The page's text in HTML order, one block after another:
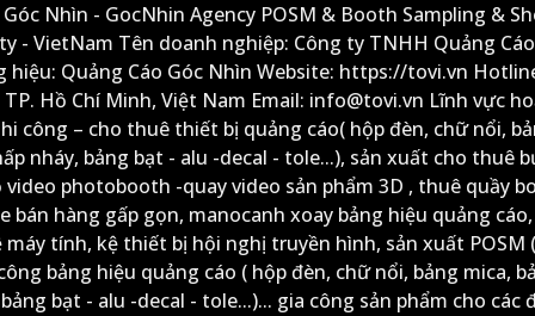
Nhìn - GocNhin Agency POSM & Booth Sampling &
- VietNam Tên doanh nghiệp: Công ty TNHH Quảng
Quảng Cáo Góc Nhìn Website: https://tovi.vn
Hồ Chí Minh, Việt Nam Email: info@tovi.vn Lĩnh vực
công – cho thuê thiết bị quảng cáo( hộp đèn, chữ nổi,
nháy, bảng bạt - alu -decal - tole...), sản xuất cho thuê
photobooth -quay video sản phẩm 3D , thuê quầy
bán hàng gấp gọn, manocanh xoay bảng hiệu quảng
tính, kệ thiết bị hội nghị truyền hình, sản xuất POSM
bảng hiệu quảng cáo ( hộp đèn, chữ nổi, bảng mica,
bạt - alu -decal - tole...)... gia công sản phẩm cho các